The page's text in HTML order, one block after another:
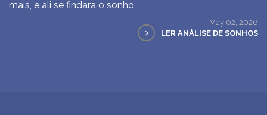
mais, e ali se findara o sonho
May 02, 2026
> LER ANÁLISE DE SONHOS